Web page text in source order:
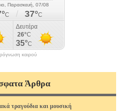
καιρού
Άρθρα
τραγούδια και μουσική